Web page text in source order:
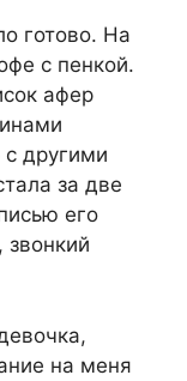
готово. На
с пенкой.
афер
другими
за две
его
звонкий
на меня